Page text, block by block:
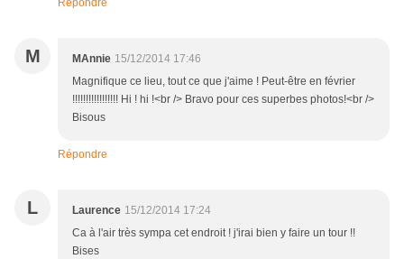
Répondre
M MAnnie 15/12/2014 17:46
Magnifique ce lieu, tout ce que j'aime ! Peut-être en février
!!!!!!!!!!!!!!!!! Hi ! hi !<br /> Bravo pour ces superbes photos!<br />
Bisous
Répondre
L Laurence 15/12/2014 17:24
Ca à l'air très sympa cet endroit ! j'irai bien y faire un tour !!
Bises